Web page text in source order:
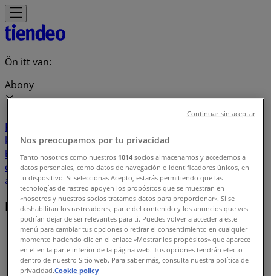
Ön itt van:
Abony
Featured
kiegészítőkElektronikaOtthon, kert és
barkácsolásGyógyszertárak és szépségSportGyermekek
és szabadidőAutók, motorkerékpárok és
alkatrészekÉttermekBankok és szolgáltatások
Helyi márkák
Tiendeo Abony-en»
Márkaindex
Nos preocupamos por tu privacidad
Tanto nosotros como nuestros 1014 socios almacenamos y accedemos a
datos personales, como datos de navegación o identificadores únicos, en
tu dispositivo. Si seleccionas Acepto, estarás permitiendo que las
tecnologías de rastreo apoyen los propósitos que se muestran en
«nosotros y nuestros socios tratamos datos para proporcionar». Si se
deshabilitan los rastreadores, parte del contenido y los anuncios que ves
podrían dejar de ser relevantes para ti. Puedes volver a acceder a este
menú para cambiar tus opciones o retirar el consentimiento en cualquier
momento haciendo clic en el enlace «Mostrar los propósitos» que aparece
en el en la parte inferior de la página web. Tus opciones tendrán efecto
dentro de nuestro Sitio web. Para saber más, consulta nuestra política de
privacidad.Cookie policy
Continuar sin aceptar